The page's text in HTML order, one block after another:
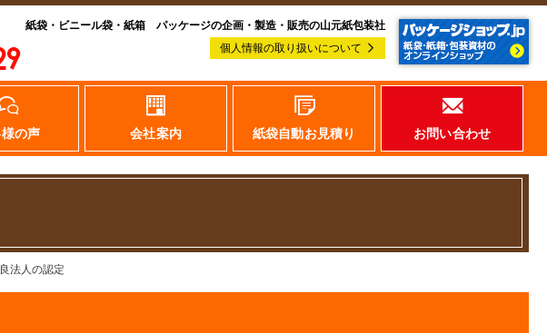
紙袋・ビニール袋・紙箱 パッケージの企画・製造・販売の山元紙包装社
個人情報の取り扱いについて
の声 会社案内 紙袋自動お見積り お問い合わせ
法人の認定